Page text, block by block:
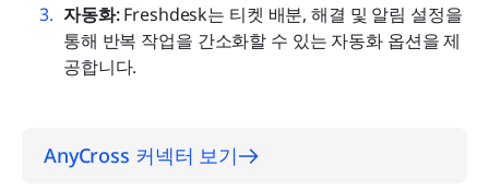
자동화: Freshdesk는 티켓 배분, 해결 및 알림 설정을
통해 반복 작업을 간소화할 수 있는 자동화 옵션을 제
공합니다.
AnyCross 커넥터 보기